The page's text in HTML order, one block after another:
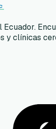
y clínicas